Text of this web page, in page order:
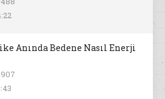
Anında Bedene Nasıl Enerji